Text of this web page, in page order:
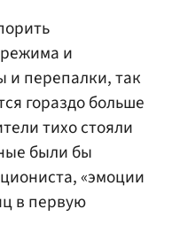
и
и перепалки, так
гораздо больше
тихо стояли
были бы
«эмоции
в первую